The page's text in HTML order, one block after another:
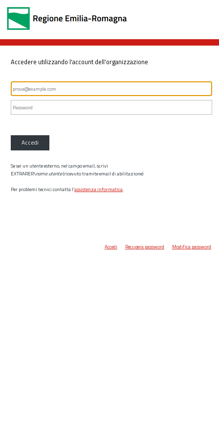
Accedere utilizzando l'account dell'organizzazione
Accedi
Se sei un utente esterno, nel campo email, scrivi
EXTRARER\nome utente(ricevuto tramite email di abilitazione)
Per problemi tecnici contatta l’assistenza informatica.
Accedi Recupera password Modifica password